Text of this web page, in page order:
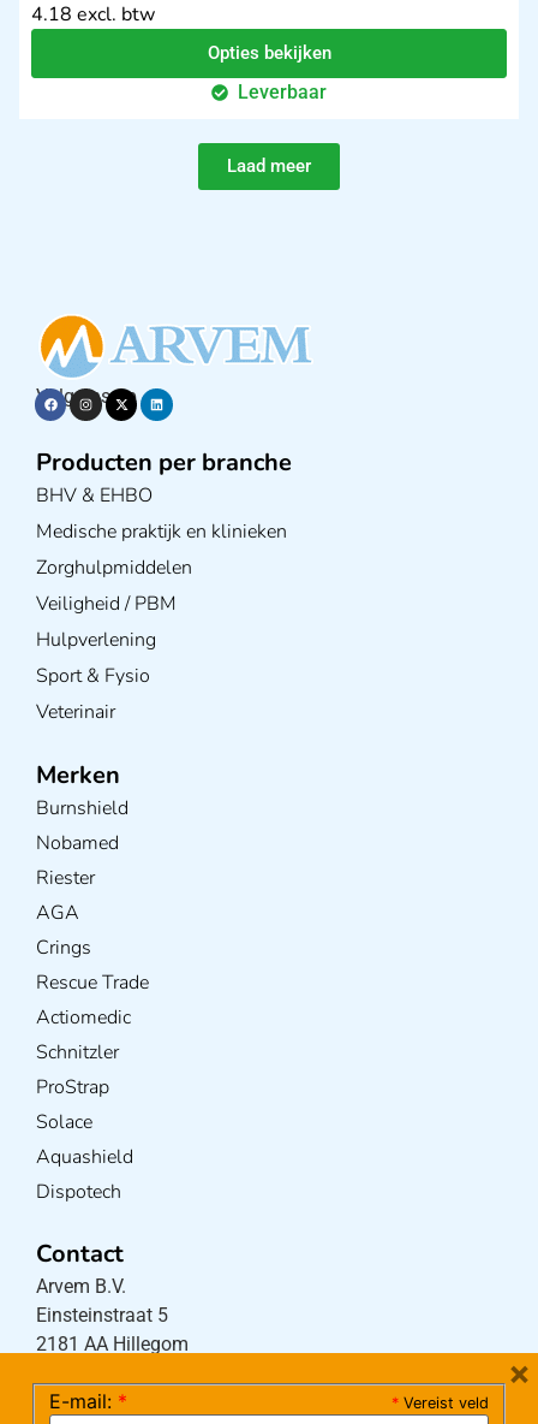
4.18 excl. btw
Opties bekijken
Leverbaar
Laad meer
Volg ons op
Producten per branche
BHV & EHBO
Medische praktijk en klinieken
Zorghulpmiddelen
Veiligheid / PBM
Hulpverlening
Sport & Fysio
Veterinair
Merken
Burnshield
Nobamed
Riester
AGA
Crings
Rescue Trade
Actiomedic
Schnitzler
ProStrap
Solace
Aquashield
Dispotech
Contact
Arvem B.V.
Einsteinstraat 5
2181 AA Hillegom
* Vereist veld
E-mail: *
×